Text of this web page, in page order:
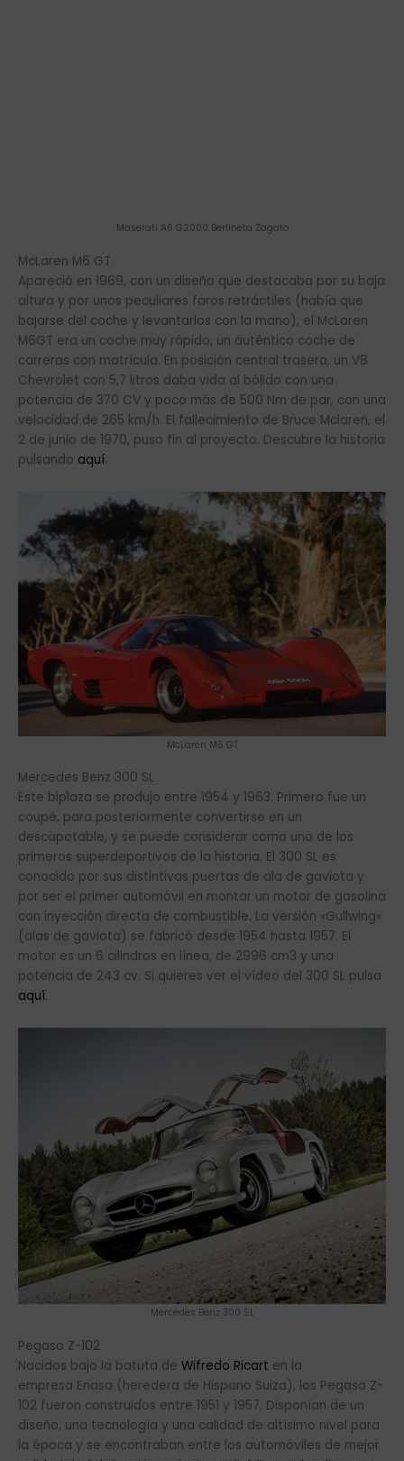
2 de junio de 1970, puso fin al proyecto. Descubre la historia
pulsando aquí.
McLaren M6 GT
Mercedes Benz 300 SL
Este biplaza se produjo entre 1954 y 1963. Primero fue un
coupé, para posteriormente convertirse en un
descapotable, y se puede considerar como uno de los
primeros superdeportivos de la historia. El 300 SL es
conocido por sus distintivas puertas de ala de gaviota y
por ser el primer automóvil en montar un motor de gasolina
con inyección directa de combustible. La versión «Gullwing»
(alas de gaviota) se fabricó desde 1954 hasta 1957. El
motor es un 6 cilindros en línea, de 2996 cm3 y una
potencia de 243 cv. Si quieres ver el vídeo del 300 SL pulsa
aquí
Mercedes Benz 300 SL
Pegaso Z-102
Nacidos bajo la batuta de
Wifredo Ricart en la
empresa Enasa (heredera de Hispano Suiza), los Pegaso Z-
102 fueron construidos entre 1951 y 1957. Disponían de un
diseño, una tecnología y una calidad de altísimo nivel para
la época y se encontraban entre los automóviles de mejor
calidad de fabricación a nivel mundial. En total se llegaron
a producir 84 unidades. Su cotización ronda en estos
momentos los 800.000 euros